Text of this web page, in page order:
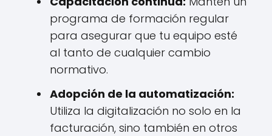
programa de formación regular
para asegurar que tu equipo esté
al tanto de cualquier cambio
normativo.
Adopción de la automatización:
Utiliza la digitalización no solo en la
facturación, sino también en otros